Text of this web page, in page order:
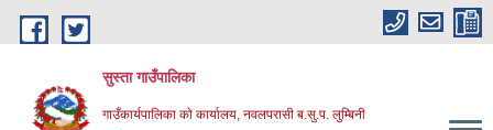
Skip to main content
सुस्ता गाउँपालिका
गाउँकार्यपालिका काे कार्यालय, नवलपरासी ब.सु.प. लुम्बिनी